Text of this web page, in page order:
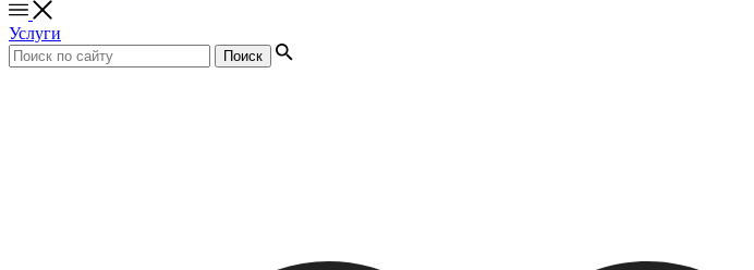
Услуги